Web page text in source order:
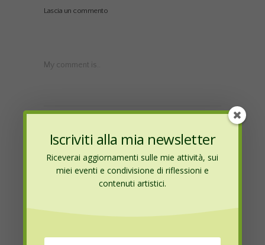
Lascia un commento
My comment is..
Name*
Iscriviti alla mia newsletter
Riceverai aggiornamenti sulle mie attività, sui
miei eventi e condivisione di riflessioni e
contenuti artistici.